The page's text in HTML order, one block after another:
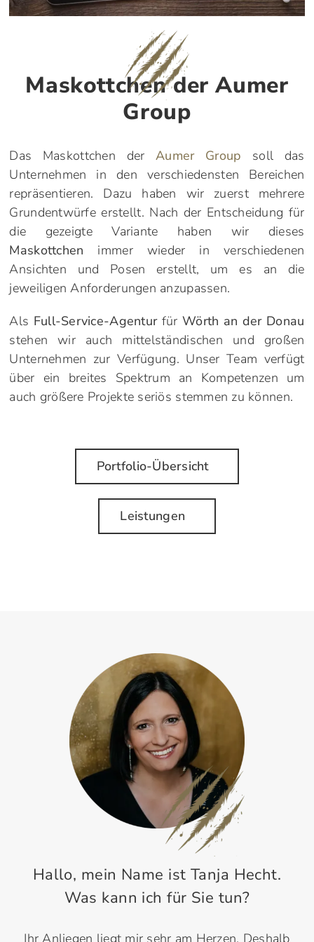
Maskottchen der Aumer
Group
Das Maskottchen der Aumer Group soll das
Unternehmen in den verschiedensten Bereichen
repräsentieren. Dazu haben wir zuerst mehrere
Grundentwürfe erstellt. Nach der Entscheidung für
die gezeigte Variante haben wir dieses
Maskottchen immer wieder in verschiedenen
Ansichten und Posen erstellt, um es an die
jeweiligen Anforderungen anzupassen.
Als Full-Service-Agenturfür Wörth an der Donau
stehen wir auch mittelständischen und großen
Unternehmen zur Verfügung. Unser Team verfügt
über ein breites Spektrum an Kompetenzen um
auch größere Projekte seriös stemmen zu können.
Portfolio-Übersicht
Leistungen
Hallo, mein Name ist Tanja Hecht.
Was kann ich für Sie tun?
Ihr Anliegen liegt mir sehr am Herzen. Deshalb